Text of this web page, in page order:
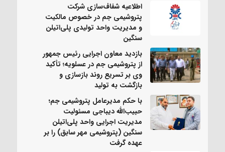
اطلاعیه شفاف‌سازی شرکت
پتروشیمی جم در خصوص مالکیت
و مدیریت واحد تولیدی پلی‌اتیلن
سنگین
بازدید معاون اجرایی رئیس جمهور
از پتروشیمی جم در عسلویه؛ تأکید
وی بر تسریع روند بازسازی و
بازگشت به تولید
با حکم مدیرعامل پتروشیمی جم؛
حبیب‌الله دیباجی مسئولیت
مدیریت اجرایی واحد پلی‌اتیلن
سنگین (پتروشیمی مهر سابق) را بر
عهده گرفت